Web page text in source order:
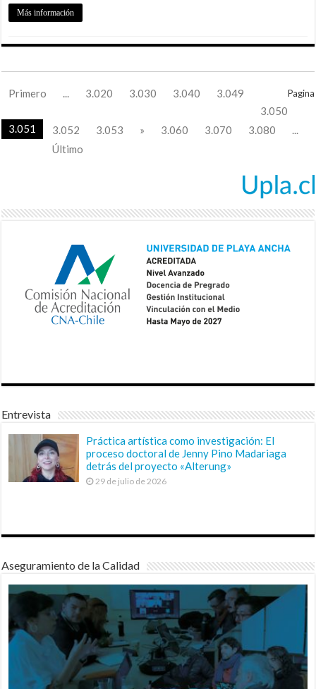
Más información
Pagina
Primero ... 3.020 3.030 3.040
3.049
3.050
3.051
3.052 3.053 » 3.060 3.070 3.080
...
Último
Entrevista
Práctica artística como investigación: El
proceso doctoral de Jenny Pino Madariaga
detrás del proyecto «Alterung»
29 de julio de 2026
Aseguramiento de la Calidad